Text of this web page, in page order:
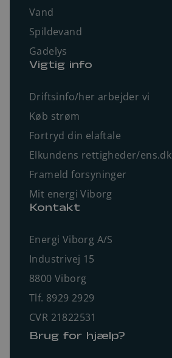
Vand
Spildevand
Gadelys
Vigtig info
Driftsinfo/her arbejder vi
Køb strøm
Fortryd din elaftale
Elkundens rettigheder/ens.dk
Frameld forsyninger
Mit energi Viborg
Kontakt
Energi Viborg A/S
Industrivej 15
8800 Viborg
Tlf. 8929 2929
CVR 21822531
Brug for hjælp?